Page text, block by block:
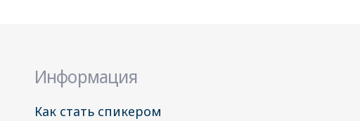
Информация
Как стать спикером